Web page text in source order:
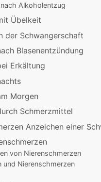
Alkoholentzug
Übelkeit
der Schwangerschaft
Blasenentzündung
Erkältung
Morgen
Schmerzmittel
Anzeichen einer
von Nierenschmerzen
und Nierenschmerzen